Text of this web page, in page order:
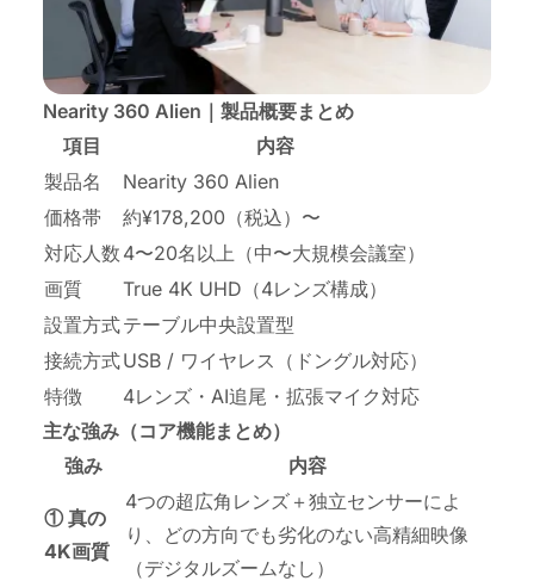
Nearity 360 Alien｜製品概要まとめ
項目
内容
製品名
Nearity 360 Alien
価格帯
約¥178,200（税込）〜
対応人数 4〜20名以上（中〜大規模会議室）
画質
True 4K UHD（4レンズ構成）
設置方式テーブル中央設置型
接続方式USB / ワイヤレス（ドングル対応）
特徴
4レンズ・AI追尾・拡張マイク対応
主な強み（コア機能まとめ）
強み
内容
① 真の
4K画質
4つの超広角レンズ＋独立センサーによ
り、どの方向でも劣化のない高精細映像
（デジタルズームなし）